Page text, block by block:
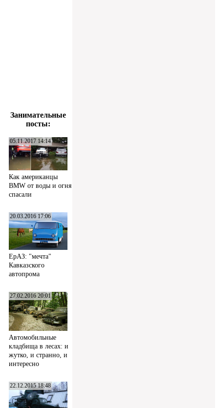
Занимательные
посты:
05.11.2017 14:14
Как американцы
BMW от воды и огня
спасали
20.03.2016 17:06
ЕрАЗ: "мечта"
Кавказского
автопрома
27.02.2016 20:01
Автомобильные
кладбища в лесах: и
жутко, и странно, и
интересно
22.12.2015 18:48